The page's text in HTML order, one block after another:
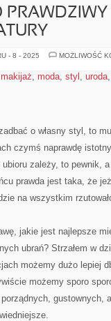
- 8 - 2025
MOŻLIWOŚĆ
makijaż, moda, styl , uroda
o własny styl, to
czymś naprawdę
zależy, to pewnik,
prawda jest taka, że
na wszystkim
jakie jest najlepsze
ubrań? Strzałem w
możemy dużo lepiej
możemy sporo
gustownych,